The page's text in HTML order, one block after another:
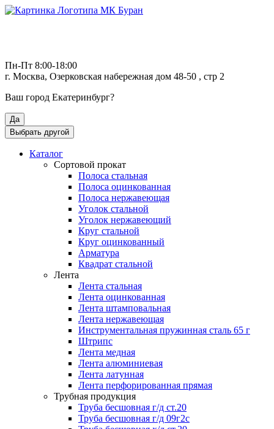
Пн-Пт 8:00-18:00
г. Москва, Озерковская набережная дом 48-50 , стр 2
Ваш город Екатеринбург?
Да
Выбрать другой
Каталог
Сортовой прокат
Полоса стальная
Полоса оцинкованная
Полоса нержавеющая
Уголок стальной
Уголок нержавеющий
Круг стальной
Круг оцинкованный
Арматура
Квадрат стальной
Лента
Лента стальная
Лента оцинкованная
Лента штамповальная
Лента нержавеющая
Инструментальная пружинная сталь 65 г
Штрипс
Лента медная
Лента алюминиевая
Лента латунная
Лента перфорированная прямая
Трубная продукция
Труба бесшовная г/д ст.20
Труба бесшовная г/д 09г2с